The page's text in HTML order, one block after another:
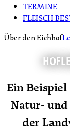
TERMINE
FLEISCH
Über den Eichhof
Ein
Natur-
der